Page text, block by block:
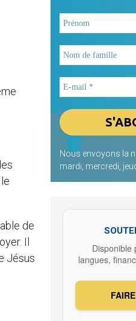
de
Il
Jésus
Nous envoyons la
mardi, mercredi,
Disponible
langues,